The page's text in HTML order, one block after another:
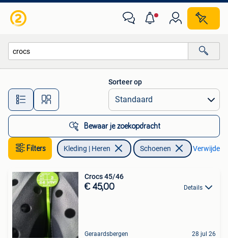
Alle afstanden…
Sorteer op
Bewaar je zoekopdracht
Filters Kleding | Heren Schoenen Verwijder
Crocs 45/46
€ 45,00 Details
Geraardsbergen 28 jul 26